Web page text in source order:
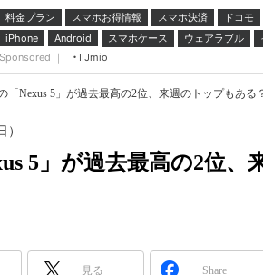
料金プラン スマホお得情報 スマホ決済 ドコモ
iPhone
Android スマホケース ウェアラブル
Sponsored ｜
IIJmio
「Nexus 5」が過去最高の2位、来週のトップもある
5」が過去最高の2位、
見る Share